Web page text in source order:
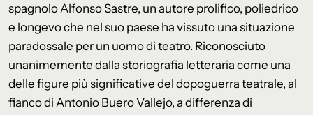
spagnolo Alfonso Sastre, un autore prolifico, poliedrico
e longevo che nel suo paese ha vissuto una situazione
paradossale per un uomo di teatro. Riconosciuto
unanimemente dalla storiografia letteraria come una
delle figure più significative del dopoguerra teatrale, al
fianco di Antonio Buero Vallejo, a differenza di